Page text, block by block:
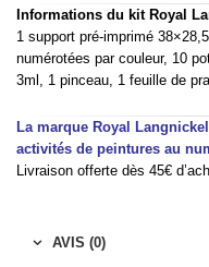
Informations du kit Royal
1 support pré-imprimé
numérotées par couleur, 10
3ml, 1 pinceau, 1 feuille de
La marque Royal
activités de peintures au
Livraison offerte dès 45€
AVIS (0)